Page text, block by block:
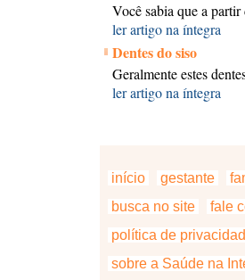
Você sabia que a
ler artigo na íntegra
Dentes do siso
Geralmente estes
ler artigo na íntegra
início gestante
busca no site
fale
política de
sobre a Saúde na